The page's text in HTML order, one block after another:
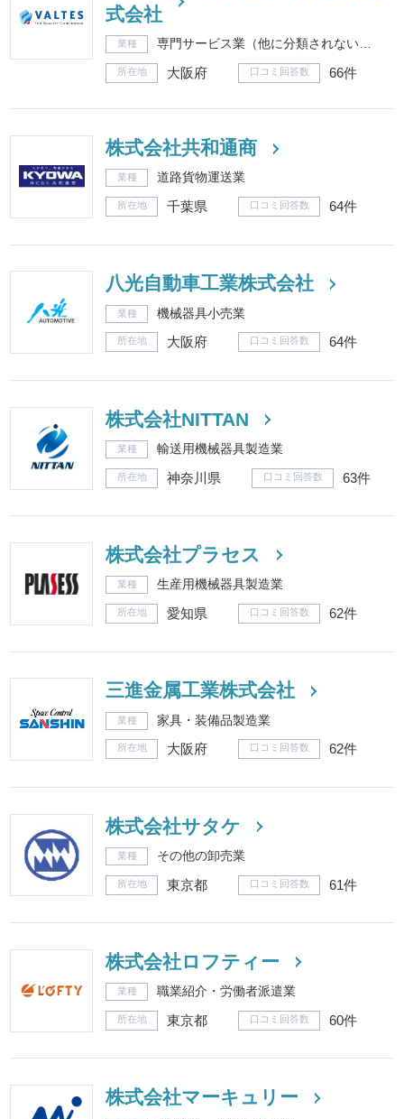
式会社
業種 専門サービス業（他に分類されないもの）
所在地 大阪府 口コミ回答数 66件
株式会社共和通商
業種 道路貨物運送業
所在地 千葉県 口コミ回答数 64件
八光自動車工業株式会社
業種 機械器具小売業
所在地 大阪府 口コミ回答数 64件
株式会社NITTAN
業種 輸送用機械器具製造業
所在地 神奈川県 口コミ回答数 63件
株式会社プラセス
業種 生産用機械器具製造業
所在地 愛知県 口コミ回答数 62件
三進金属工業株式会社
業種 家具・装備品製造業
所在地 大阪府 口コミ回答数 62件
株式会社サタケ
業種 その他の卸売業
所在地 東京都 口コミ回答数 61件
株式会社ロフティー
業種 職業紹介・労働者派遣業
所在地 東京都 口コミ回答数 60件
株式会社マーキュリー